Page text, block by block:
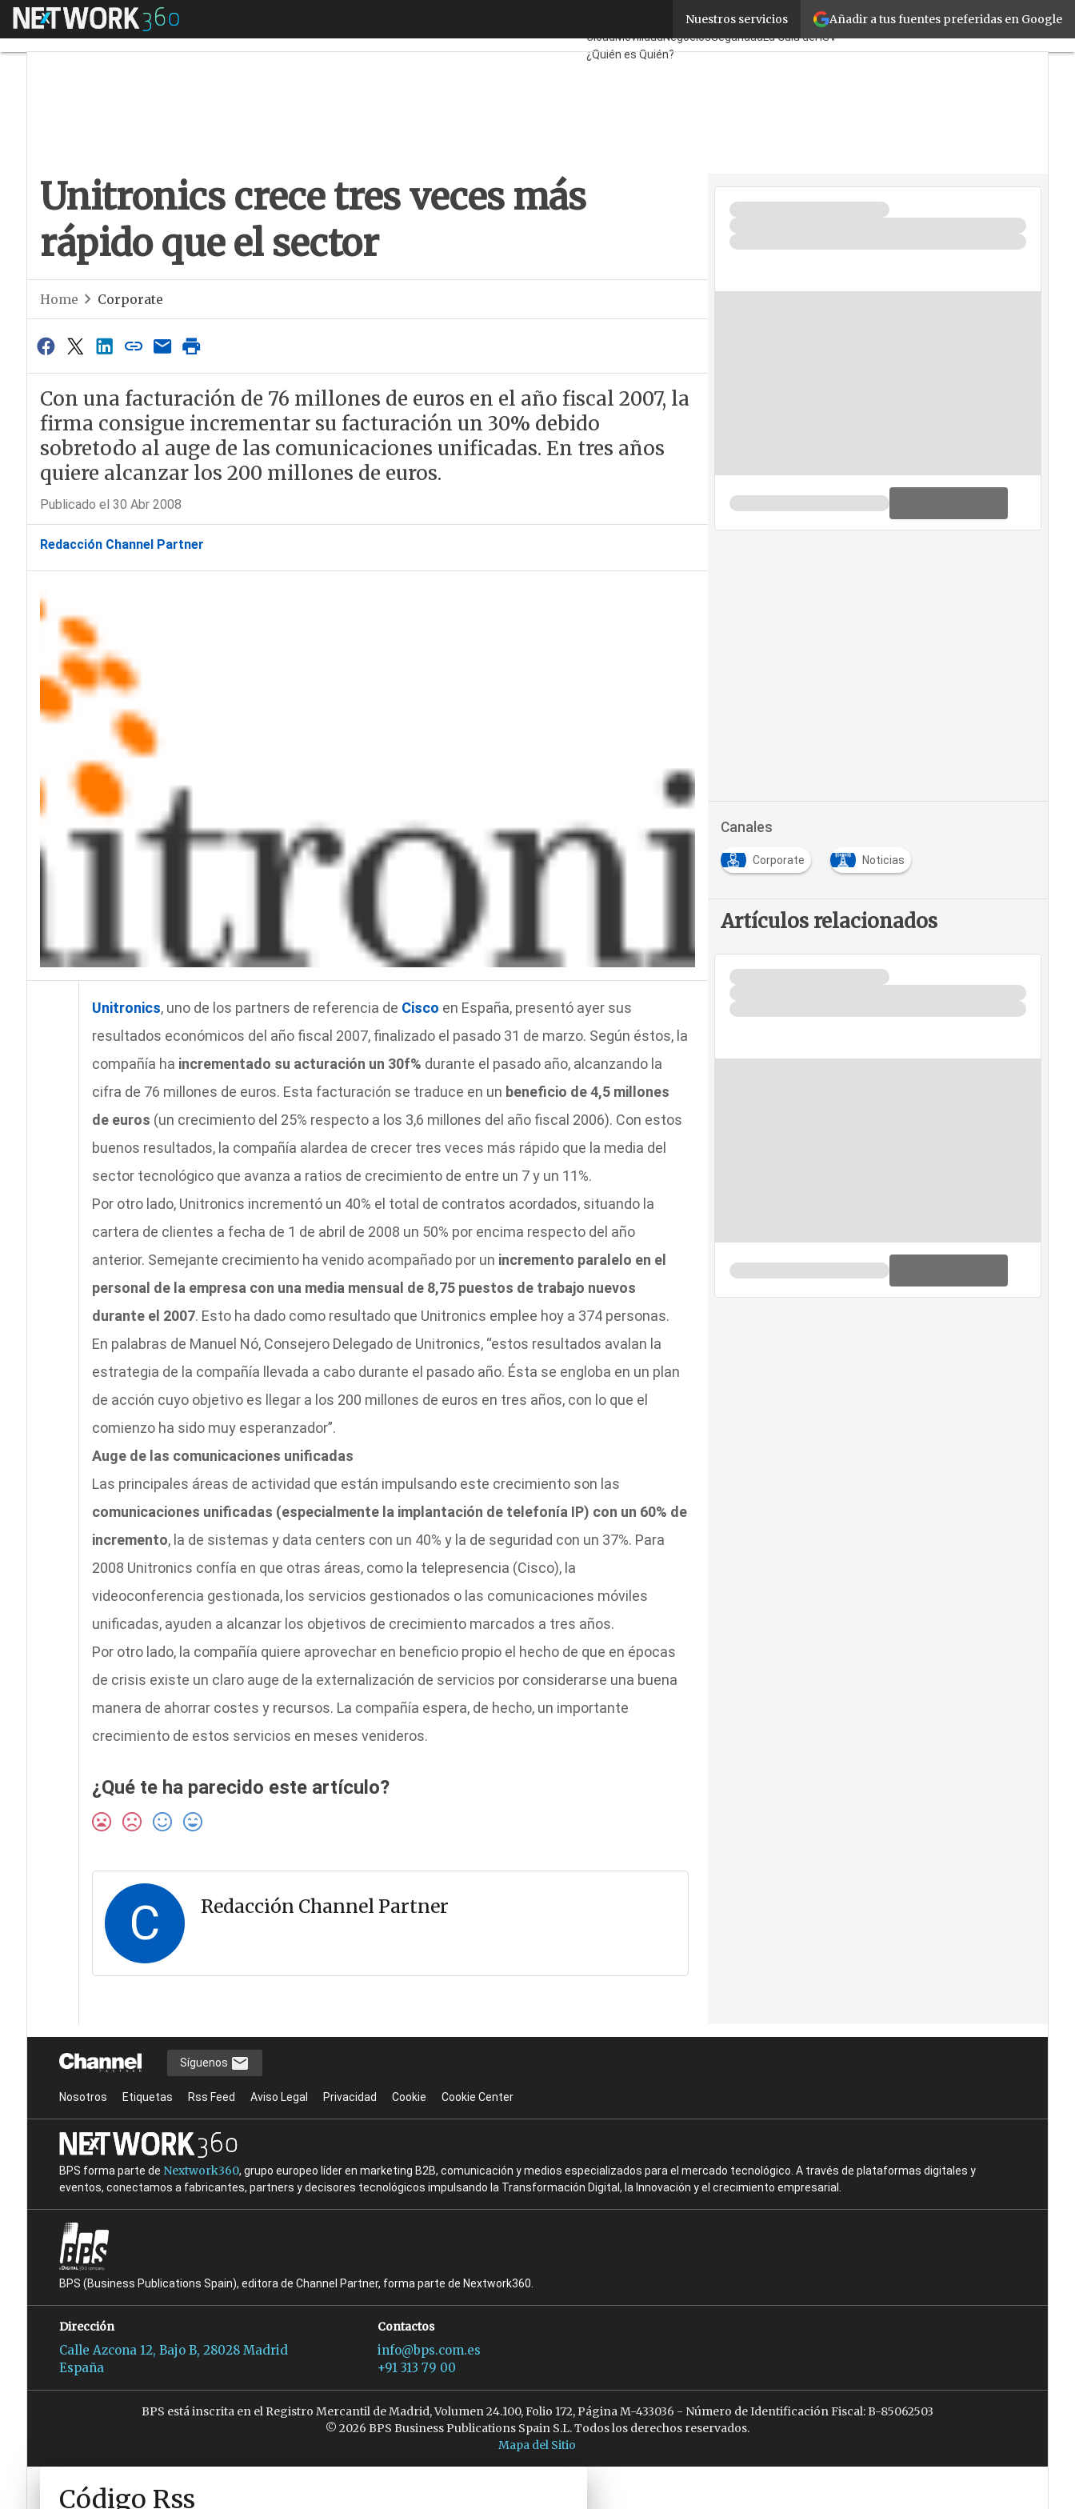
Añadir a tus fuentes preferidas en Google
Nuestros servicios
Menú MayoristasTicPymesCorporate
Retail
CloudMovilidadNegociosSeguridadLa Guía del ISV
¿Quién es Quién?
Unitronics crece tres veces más
rápido que el sector
Home Corporate
Con una facturación de 76 millones de euros en el año fiscal 2007, la
firma consigue incrementar su facturación un 30% debido
sobretodo al auge de las comunicaciones unificadas. En tres años
quiere alcanzar los 200 millones de euros.
Publicado el 30 Abr 2008
Redacción Channel Partner
Unitronics, uno de los partners de referencia de Cisco en España, presentó ayer sus
resultados económicos del año fiscal 2007, finalizado el pasado 31 de marzo. Según éstos, la
compañía ha incrementado su acturación un 30f% durante el pasado año, alcanzando la
cifra de 76 millones de euros. Esta facturación se traduce en un beneficio de 4,5 millones
de euros (un crecimiento del 25% respecto a los 3,6 millones del año fiscal 2006). Con estos
buenos resultados, la compañía alardea de crecer tres veces más rápido que la media del
sector tecnológico que avanza a ratios de crecimiento de entre un 7 y un 11%.
Por otro lado, Unitronics incrementó un 40% el total de contratos acordados, situando la
cartera de clientes a fecha de 1 de abril de 2008 un 50% por encima respecto del año
anterior. Semejante crecimiento ha venido acompañado por un incremento paralelo en el
personal de la empresa con una media mensual de 8,75 puestos de trabajo nuevos
durante el 2007. Esto ha dado como resultado que Unitronics emplee hoy a 374 personas.
En palabras de Manuel Nó, Consejero Delegado de Unitronics, “estos resultados avalan la
estrategia de la compañía llevada a cabo durante el pasado año. Ésta se engloba en un plan
de acción cuyo objetivo es llegar a los 200 millones de euros en tres años, con lo que el
comienzo ha sido muy esperanzador”.
Auge de las comunicaciones unificadas
Las principales áreas de actividad que están impulsando este crecimiento son las
comunicaciones unificadas (especialmente la implantación de telefonía IP) con un 60% de
incremento, la de sistemas y data centers con un 40% y la de seguridad con un 37%. Para
2008 Unitronics confía en que otras áreas, como la telepresencia (Cisco), la
videoconferencia gestionada, los servicios gestionados o las comunicaciones móviles
unificadas, ayuden a alcanzar los objetivos de crecimiento marcados a tres años.
Por otro lado, la compañía quiere aprovechar en beneficio propio el hecho de que en épocas
de crisis existe un claro auge de la externalización de servicios por considerarse una buena
manera de ahorrar costes y recursos. La compañía espera, de hecho, un importante
crecimiento de estos servicios en meses venideros.
¿Qué te ha parecido este artículo?
C Redacción Channel Partner
Canales
Corporate Noticias
Artículos relacionados
Síguenos
Nosotros Etiquetas Rss Feed Aviso Legal Privacidad Cookie Cookie Center
BPS forma parte de Nextwork360, grupo europeo líder en marketing B2B, comunicación y medios especializados para el mercado tecnológico. A través de plataformas digitales y
eventos, conectamos a fabricantes, partners y decisores tecnológicos impulsando la Transformación Digital, la Innovación y el crecimiento empresarial.
BPS (Business Publications Spain), editora de Channel Partner, forma parte de Nextwork360.
Dirección
Calle Azcona 12, Bajo B, 28028 Madrid
España
Contactos
info@bps.com.es
+91 313 79 00
BPS está inscrita en el Registro Mercantil de Madrid, Volumen 24.100, Folio 172, Página M-433036 - Número de Identificación Fiscal: B-85062503
© 2026 BPS Business Publications Spain S.L. Todos los derechos reservados.
Mapa del Sitio
Código Rss